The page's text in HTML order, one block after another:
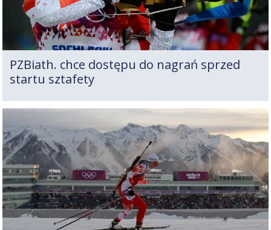
PZBiath. chce dostępu do nagrań sprzed
startu sztafety